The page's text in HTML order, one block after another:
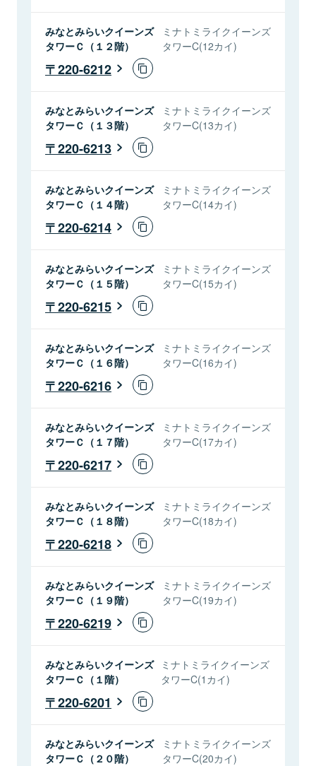
みなとみらいクイーンズ
タワーＣ（１２階）
ミナトミライクイーンズ
タワーC(12カイ)
220-6212
みなとみらいクイーンズ
タワーＣ（１３階）
ミナトミライクイーンズ
タワーC(13カイ)
220-6213
みなとみらいクイーンズ
タワーＣ（１４階）
ミナトミライクイーンズ
タワーC(14カイ)
220-6214
みなとみらいクイーンズ
タワーＣ（１５階）
ミナトミライクイーンズ
タワーC(15カイ)
220-6215
みなとみらいクイーンズ
タワーＣ（１６階）
ミナトミライクイーンズ
タワーC(16カイ)
220-6216
みなとみらいクイーンズ
タワーＣ（１７階）
ミナトミライクイーンズ
タワーC(17カイ)
220-6217
みなとみらいクイーンズ
タワーＣ（１８階）
ミナトミライクイーンズ
タワーC(18カイ)
220-6218
みなとみらいクイーンズ
タワーＣ（１９階）
ミナトミライクイーンズ
タワーC(19カイ)
220-6219
みなとみらいクイーンズ
タワーＣ（１階）
ミナトミライクイーンズ
タワーC(1カイ)
220-6201
みなとみらいクイーンズ
タワーＣ（２０階）
ミナトミライクイーンズ
タワーC(20カイ)